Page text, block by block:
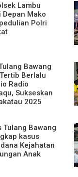
Lambu
Depan Mako
Polri
Bawang
Berlalu
Radio
Sukseskan
2025
Bawang
kasus
Kejahatan
Anak